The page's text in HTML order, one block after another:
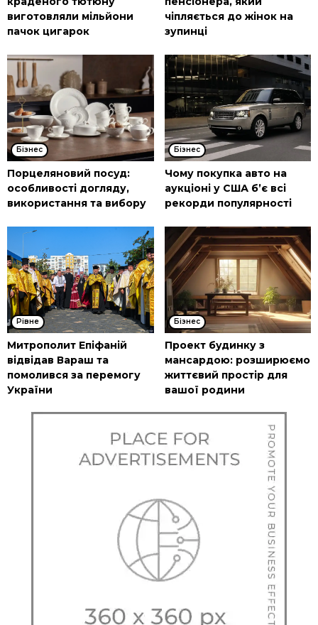
виготовляли мільйони
пачок цигарок
чіпляється до жінок на
зупинці
Бізнес
Порцеляновий посуд:
особливості догляду,
використання та вибору
Бізнес
Чому покупка авто на
аукціоні у США б’є всі
рекорди популярності
Рівне
Митрополит Епіфаній
відвідав Вараш та
помолився за перемогу
України
Бізнес
Проект будинку з
мансардою: розширюємо
життєвий простір для
вашої родини